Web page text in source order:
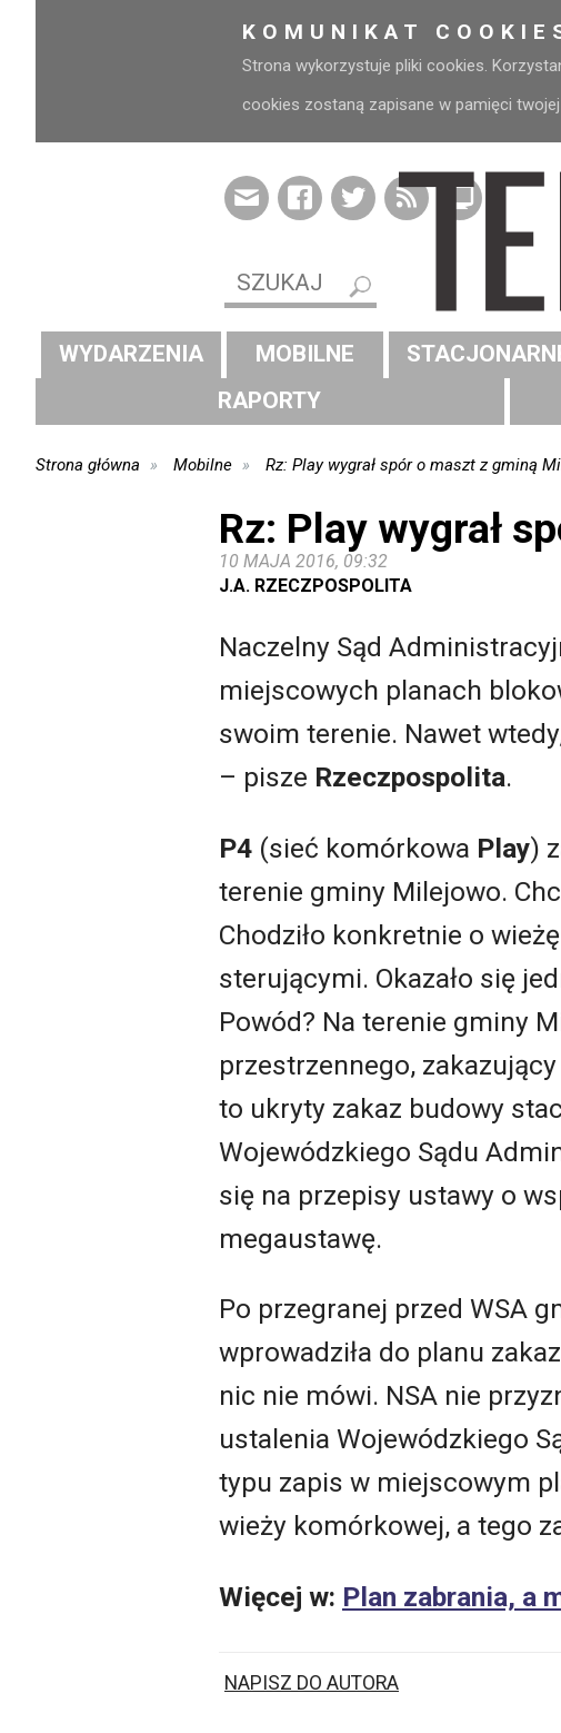
KOMUNIKAT
Strona wykorzystuje pliki cookies.
cookies zostaną zapisane w pamięci
WYDARZENIA MOBILNE
RAPORTY
Strona główna Mobilne Rz: Play wygrał spór o maszt z gminą
Rz: Play wygrał
10 MAJA 2016, 09:32
J.A. RZECZPOSPOLITA
Naczelny Sąd
miejscowych planach
swoim terenie. Nawet
– pisze Rzeczpospolita.
P4 (sieć komórkowa Play)
terenie gminy Milejowo.
Chodziło konkretnie o
sterującymi. Okazało się
Powód? Na terenie gminy
przestrzennego,
to ukryty zakaz budowy
Wojewódzkiego Sądu
się na przepisy ustawy o
megaustawę.
Po przegranej przed WSA
wprowadziła do planu
nic nie mówi. NSA nie
ustalenia Wojewódzkiego
typu zapis w miejscowym
wieży komórkowej, a tego
Więcej w: Plan zabrania, a
NAPISZ DO AUTORA